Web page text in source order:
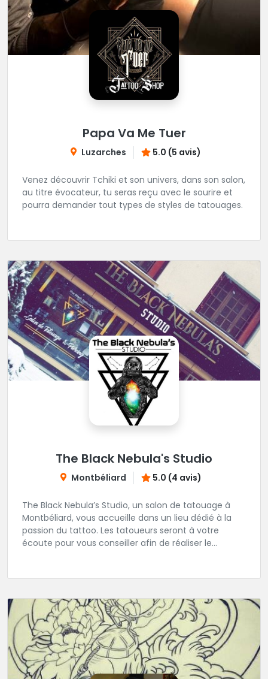
Papa Va Me Tuer
Luzarches 5.0 (5 avis)
Venez découvrir Tchiki et son univers, dans son salon,
au titre évocateur, tu seras reçu avec le sourire et
pourra demander tout types de styles de tatouages.
The Black Nebula's Studio
Montbéliard 5.0 (4 avis)
The Black Nebula’s Studio, un salon de tatouage à
Montbéliard, vous accueille dans un lieu dédié à la
passion du tattoo. Les tatoueurs seront à votre
écoute pour vous conseiller afin de réaliser le